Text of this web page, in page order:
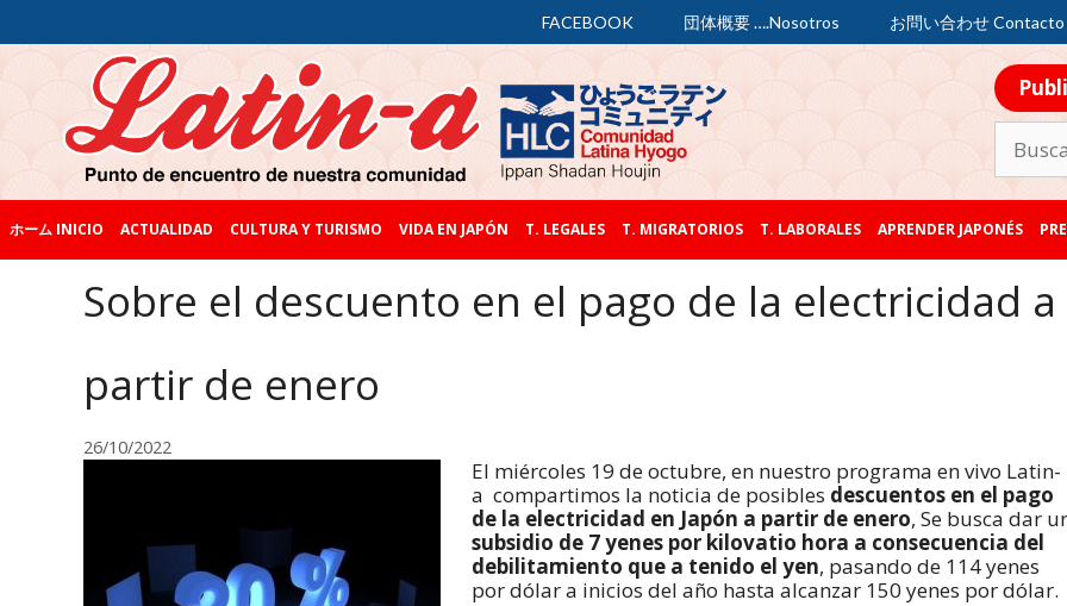
FACEBOOK 団体概要 ….Nosotros お問い合わせ Contacto
ホーム INICIO ACTUALIDAD CULTURA Y TURISMO VIDA EN JAPÓN T. LEGALES T. MIGRATORIOS T. LABORALES APRENDER JAPONÉS
Sobre el descuento en el pago de la electricidad a
partir de enero
26/10/2022
El miércoles 19 de octubre, en nuestro programa en vivo Latin-
a compartimos la noticia de posibles descuentos en el pago
de la electricidad en Japón a partir de enero, Se busca dar
subsidio de 7 yenes por kilovatio hora a consecuencia del
debilitamiento que a tenido el yen, pasando de 114 yenes
por dólar a inicios del año hasta alcanzar 150 yenes por dólar.